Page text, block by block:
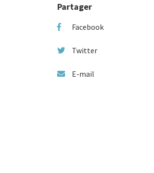
Partager
Facebook
Twitter
E-mail